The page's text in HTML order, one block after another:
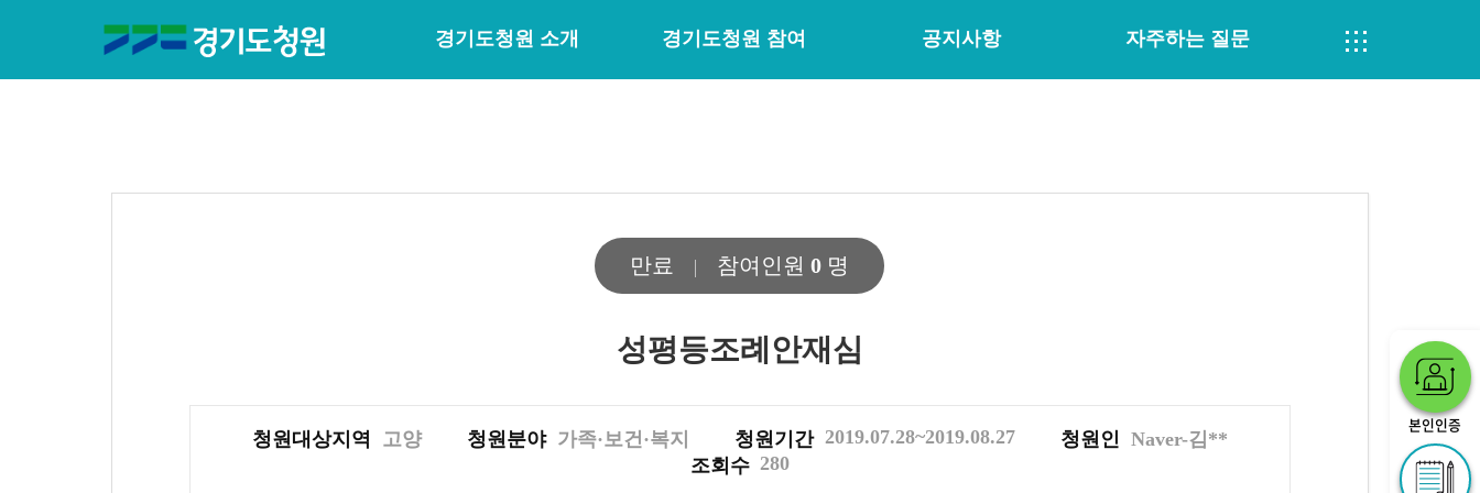
경기도청원 소개 경기도청원 참여 공지사항 자주하는 질문
본인인증
만료 참여인원0 명
성평등조례안재심
청원대상지역 고양 청원분야 가족·보건·복지 청원기간 2019.07.28~2019.08.27 청원인 Naver-김**
조회수 280